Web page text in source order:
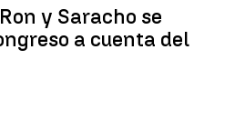
y Saracho se
a cuenta del